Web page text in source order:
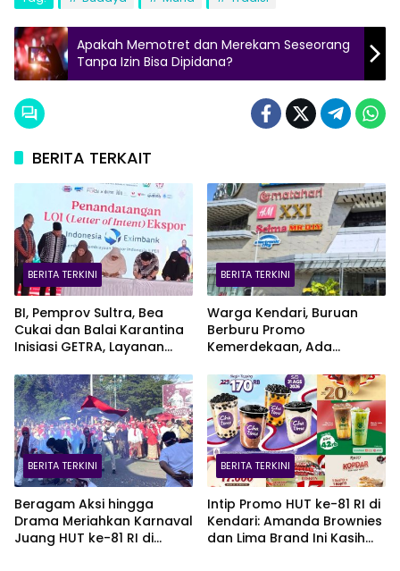
Apakah Memotret dan Merekam Seseorang
Tanpa Izin Bisa Dipidana?
BERITA TERKAIT
BERITA TERKINI
BI, Pemprov Sultra, Bea
Cukai dan Balai Karantina
Inisiasi GETRA, Layanan
Ekspor
BERITA TERKINI
Warga Kendari, Buruan
Berburu Promo
Kemerdekaan, Ada
EV Car
BERITA TERKINI
Beragam Aksi hingga
Drama Meriahkan Karnaval
Juang HUT ke-81 RI di
BERITA TERKINI
Intip Promo HUT ke-81 RI di
Kendari: Amanda Brownies
dan Lima Brand Ini Kasih